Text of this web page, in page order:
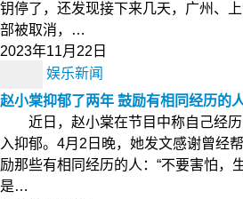
钥停了，还发现接下来几天，广州、
部被取消，…
2023年11月22日
娱乐新闻
赵小棠抑郁了两年 鼓励有相同经历的
近日，赵小棠在节目中称自己经历
入抑郁。4月2日晚，她发文感谢曾经
励那些有相同经历的人：“不要害怕，
是…